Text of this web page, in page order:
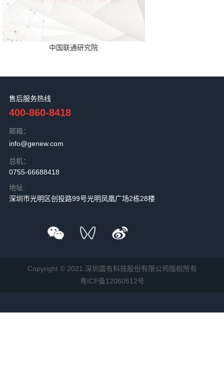
中国联通研究院
售后服务热线
400-860-8418
邮箱：
info@genew.com
总机：
0755-66688418
地址:
深圳市光明区创投路99号光明凤凰广场2栋28楼
Copyright © 2021.深圳震有科技股份有限公司版权所有
粤ICP备12060512号